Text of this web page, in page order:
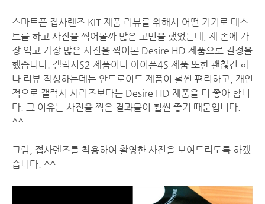
스마트폰 접사렌즈 KIT 제품 리뷰를 위해서 어떤 기기로 테스
트를 하고 사진을 찍어볼까 많은 고민을 했었는데, 제 손에 가
장 익고 가장 많은 사진을 찍어본 Desire HD 제품으로 결정을
했습니다. 갤럭시S2 제품이나 아이폰4S 제품 또한 괜찮긴 하
나 리뷰 작성하는데는 안드로이드 제품이 훨씬 편리하고, 개인
적으로 갤럭시 시리즈보다는 Desire HD 제품을 더 좋아 합니
다. 그 이유는 사진을 찍은 결과물이 훨씬 좋기 때문입니다.
^^
그럼, 접사렌즈를 착용하여 촬영한 사진을 보여드리도록 하겠
습니다. ^^